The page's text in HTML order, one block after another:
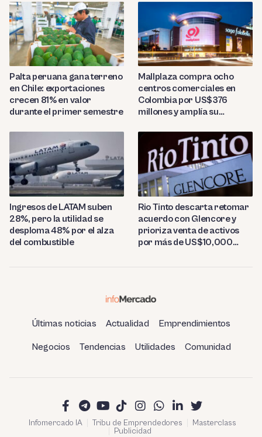
Palta peruana gana terreno
en Chile: exportaciones
crecen 81% en valor
durante el primer semestre
Mallplaza compra ocho
centros comerciales en
Colombia por US$376
millones y amplía su
Ingresos de LATAM suben
28%, pero la utilidad se
desploma 48% por el alza
del combustible
Rio Tinto descarta retomar
acuerdo con Glencore y
prioriza venta de activos
por más de US$10,000
Últimas noticias Actualidad Emprendimientos
Negocios Tendencias Utilidades Comunidad
Infomercado IA Tribu de Emprendedores
Masterclass
Publicidad